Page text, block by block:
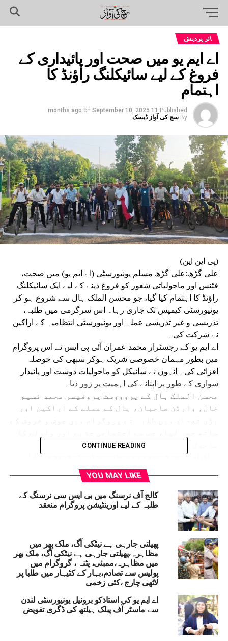
اتر پردیش
اے ایم یو میں صحت اور پائیداری کے
فروغ کے لیے سائیکلنگ راؤنڈ کا
اہتمام
Published
11 months ago
on September 10, 2025
By سچ کی آواز ڈیسک
(پی این این)
علی گڑھ:علی گڑھ مسلم یونیورسٹی (اے ایم یو) میں صحت،
فٹنس اور ماحولیاتی شعور کو فروغ دینے کے لیے ایک سائیکلنگ
راؤنڈ کا اہتمام کیا گیا، جو محسن الملک ہال سے شروع ہو کر
یونیورسٹی کیمپس تک جاری رہا۔ اس سرگرمی میں طلبہ،
تدریسی و غیر تدریسی عملہ اور یونیورسٹی انتظامیہ کے اراکین
نے شرکت کی۔
اے ایم یو کے رجسٹرار محمد عمران آئی پی ایس نے اس پروگرام
میں بطور مہمان خصوصی شریک ہوکر سبھی کی حوصلہ
افزائی کی۔ انہوں نے سائیکل کو ماحولیات دوست اور پائیدار
سواری کے طور پر اپنانے کی اہمیت پر زور دیا۔
محسن الملک ہال کے پروووسٹ پروفیسر محمد نسیم
خان، وارڈن صاحبان، ہال کے عملے کے اراکین اور
بڑی تعداد میں طلبہ نے پروگرام میں جوش و خروش کے
یہ اقدام نہ صرف صحت مند طرزِ زندگی کے فروغ میں ادارے
کے عزم کا مظہر تھا بلکہ طلبہ اور ہال انتظامیہ کے درمیان
ربط کو بھی مضبوط کرنے کا ذریعہ بنا۔ پروگرام کے اختتام پر
شرکاء نے مثبت ردعمل ظاہر کیا اور اسے ایک سبز و صحت مند
کیمپس کے لئے اہم قدم قرار دیا۔
RELATED TOPICS:
AMU REGISTRAR MUHAMMAD IMRAN IPS
CYCLING ROUND
STUDENTS
UP
ایم یوکے ڈینٹل سرجنز کی بڑی کامیابی،جبڑے کی بڑی
کو کامیابی سے ہٹا یا
DON'T MISS
آنگن باڑی بچے کی بنیادی نشوونما کا پہلا زینہ: مونیکا تنیجا
CONTINUE READING
YOU MAY LIKE
کالج آف نرسنگ میں بی ایس سی نرسنگ کے
طلبہ کے لیے اورینٹیشن پروگرام منعقد
پھیلتی جارہی ہے نیٹکی آگ، ملک بھر میں
مظاہرہ،پھیلتی جارہی ہے نیٹکی آگ، ملک بھر
میں مظاہرہ،ممبئی، پٹنہ ، گروگرام میں
پولیس سے تصادم،بہار کے کٹیہار میں طلبا پر
لاٹھی چارج ،کئی زخمی
اے ایم یو کی استاذکو برونیل یونیورسٹی لندن
سے ماسٹر آف پبلک ہیلتھ کی ڈگری تفویض